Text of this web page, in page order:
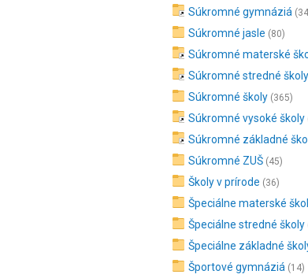
Súkromné gymnáziá
Súkromné jasle (80)
Súkromné materské
Súkromné stredné školy
Súkromné školy (365)
Súkromné vysoké školy
Súkromné základné
Súkromné ZUŠ (45)
Školy v prírode (36)
Špeciálne materské
Špeciálne stredné školy
Špeciálne základné
Športové gymnáziá (14)